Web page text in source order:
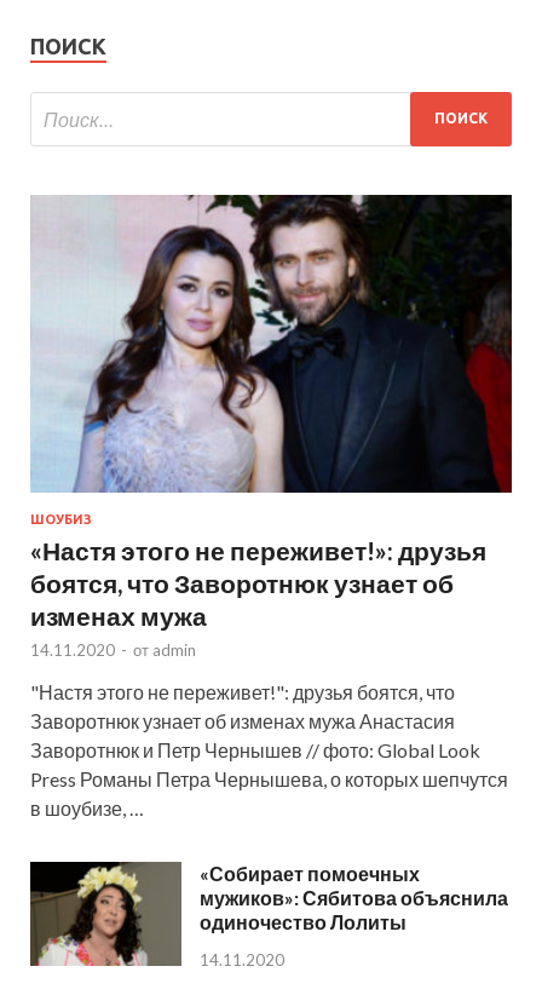
ПОИСК
ШОУБИЗ
«Настя этого не переживет!»: друзья
боятся, что Заворотнюк узнает об
изменах мужа
14.11.2020 - от admin
"Настя этого не переживет!": друзья боятся, что
Заворотнюк узнает об изменах мужа Анастасия
Заворотнюк и Петр Чернышев // фото: Global Look
Press Романы Петра Чернышева, о которых шепчутся
в шоубизе, …
«Собирает помоечных
мужиков»: Сябитова объяснила
одиночество Лолиты
14.11.2020